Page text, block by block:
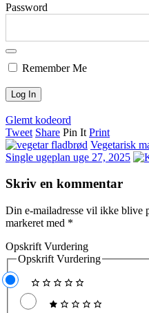
Password
Remember Me
Glemt kodeord
Tweet Share Pin It Print
Vegetarisk
Single ugeplan uge 27, 2025
Skriv en kommentar
Din e-mailadresse vil ikke blive
markeret med *
Opskrift Vurdering
Opskrift Vurdering